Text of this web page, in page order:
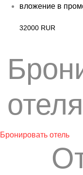
вложение в
32000 RUR
Бронировать отель